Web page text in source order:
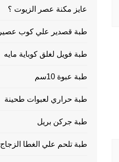
عايز مكنة عصر الزيوت ؟
طبة قصدير علي كوب عصير
طبة فويل لغلق كوباية مايه
طبة عبوة 10سم
طبة حراري لعبوات طحينة
طبة جركن بريل
طبة تلحم علي الغطا الزجاج